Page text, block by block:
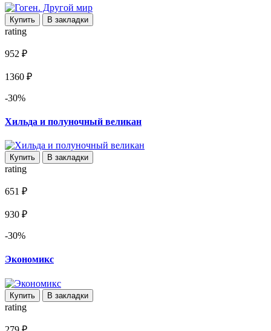
Купить В закладки
rating
952 ₽
1360 ₽
-30%
Хильда и полуночный великан
Купить В закладки
rating
651 ₽
930 ₽
-30%
Экономикс
Купить В закладки
rating